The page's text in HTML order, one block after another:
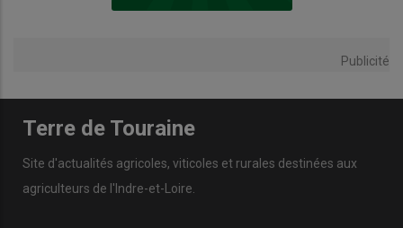
Publicité
Terre de Touraine
Site d'actualités agricoles, viticoles et rurales destinées aux
agriculteurs de l'Indre-et-Loire.